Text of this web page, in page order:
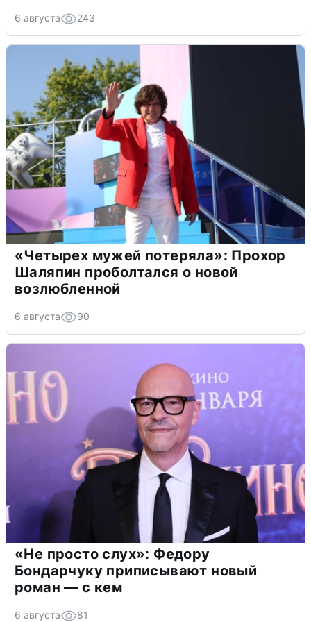
6 августа 243
«Четырех мужей потеряла»: Прохор
Шаляпин проболтался о новой
возлюбленной
6 августа 90
«Не просто слух»: Федору
Бондарчуку приписывают новый
роман — с кем
6 августа 81